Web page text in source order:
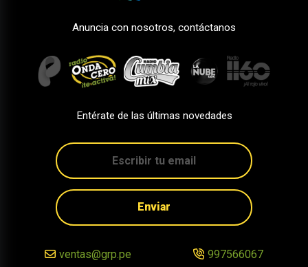
Anuncia con nosotros, contáctanos
Entérate de las últimas novedades
Enviar
ventas@grp.pe 997566067